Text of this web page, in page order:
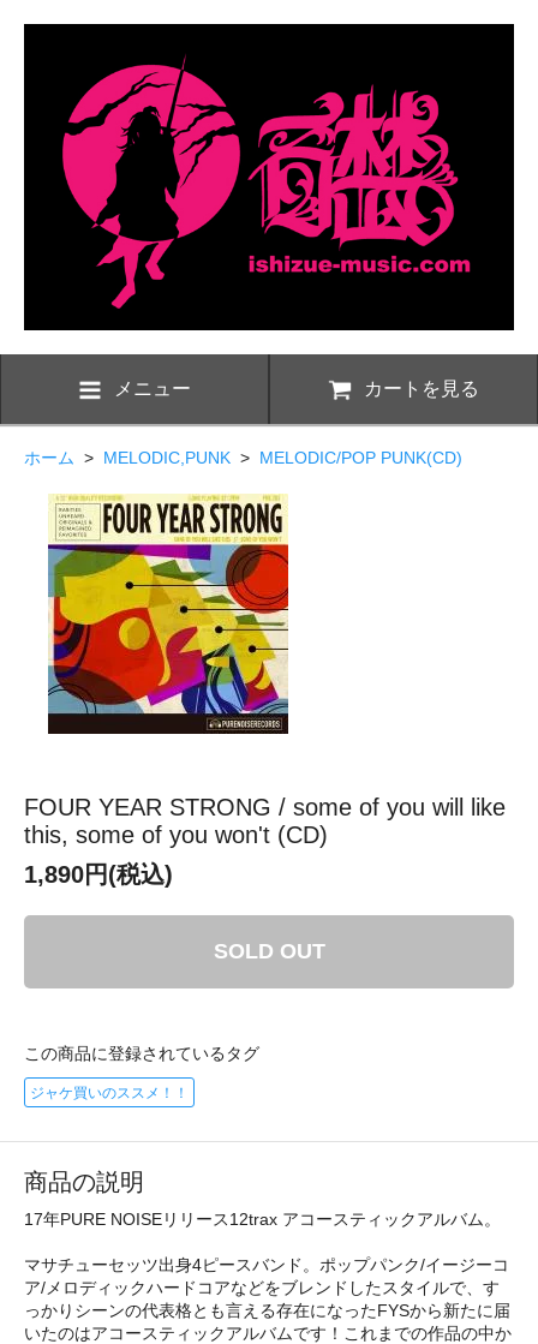
メニュー カートを見る
ホーム > MELODIC,PUNK > MELODIC/POP PUNK(CD)
FOUR YEAR STRONG / some of you will like
this, some of you won't (CD)
1,890円(税込)
SOLD OUT
この商品に登録されているタグ
ジャケ買いのススメ！！
商品の説明
17年PURE NOISEリリース12trax アコースティックアルバム。
マサチューセッツ出身4ピースバンド。ポップパンク/イージーコ
ア/メロディックハードコアなどをブレンドしたスタイルで、す
っかりシーンの代表格とも言える存在になったFYSから新たに届
いたのはアコースティックアルバムです！これまでの作品の中か